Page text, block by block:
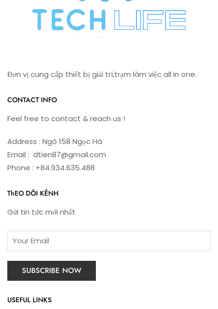
Đơn vị cung cấp thiết bị giải trí,trạm làm việc all in one.
CONTACT INFO
Feel free to contact & reach us !
Address : Ngõ 158 Ngọc Hà
Email : dtien87@gmail.com
Phone : +84.934.635.488
ThEO DÕI KÊNH
Gửi tin tức mới nhất
USEFUL LINKS